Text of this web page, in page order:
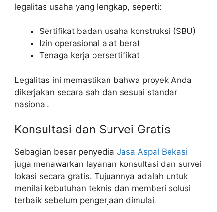
legalitas usaha yang lengkap, seperti:
Sertifikat badan usaha konstruksi (SBU)
Izin operasional alat berat
Tenaga kerja bersertifikat
Legalitas ini memastikan bahwa proyek Anda
dikerjakan secara sah dan sesuai standar
nasional.
Konsultasi dan Survei Gratis
Sebagian besar penyedia Jasa Aspal Bekasi
juga menawarkan layanan konsultasi dan survei
lokasi secara gratis. Tujuannya adalah untuk
menilai kebutuhan teknis dan memberi solusi
terbaik sebelum pengerjaan dimulai.